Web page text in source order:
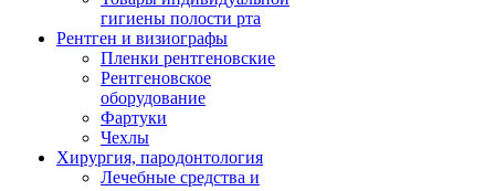
гигиены полости рта
Рентген и визиографы
Пленки рентгеновские
Рентгеновское
оборудование
Фартуки
Чехлы
Хирургия, пародонтология
Лечебные средства и